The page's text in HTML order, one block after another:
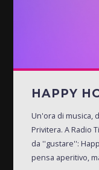
HAPPY
Un'ora di musica,
Privitera. A Radio
da ''gustare'':
pensa aperitivo,